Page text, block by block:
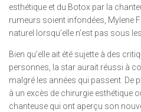
esthétique et du Botox par la
rumeurs soient infondées, Mylene
naturel lorsqu’elle n’est pas sous
Bien qu’elle ait été sujette à des
personnes, la star aurait réussi à
malgré les années qui passent. De
à un excès de chirurgie esthétique
chanteuse qui ont aperçu son